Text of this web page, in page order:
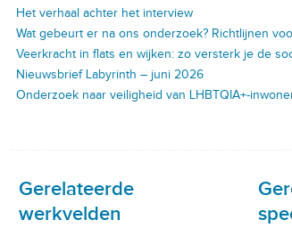
Het verhaal achter het interview
Wat gebeurt er na ons onderzoek? Richtlijnen
Veerkracht in flats en wijken: zo versterk je de
Nieuwsbrief Labyrinth – juni 2026
Onderzoek naar veiligheid van LHBTQIA+-
Gerelateerde
werkvelden